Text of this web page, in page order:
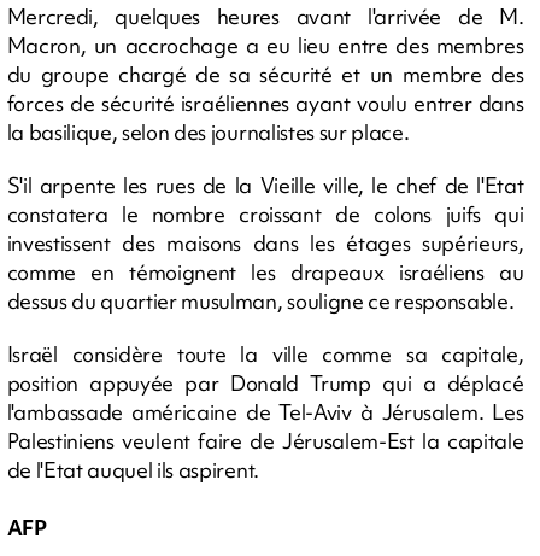
Mercredi, quelques heures avant l'arrivée de M.
Macron, un accrochage a eu lieu entre des membres
du groupe chargé de sa sécurité et un membre des
forces de sécurité israéliennes ayant voulu entrer dans
la basilique, selon des journalistes sur place.
S'il arpente les rues de la Vieille ville, le chef de l'Etat
constatera le nombre croissant de colons juifs qui
investissent des maisons dans les étages supérieurs,
comme en témoignent les drapeaux israéliens au
dessus du quartier musulman, souligne ce responsable.
Israël considère toute la ville comme sa capitale,
position appuyée par Donald Trump qui a déplacé
l'ambassade américaine de Tel-Aviv à Jérusalem. Les
Palestiniens veulent faire de Jérusalem-Est la capitale
de l'Etat auquel ils aspirent.
AFP